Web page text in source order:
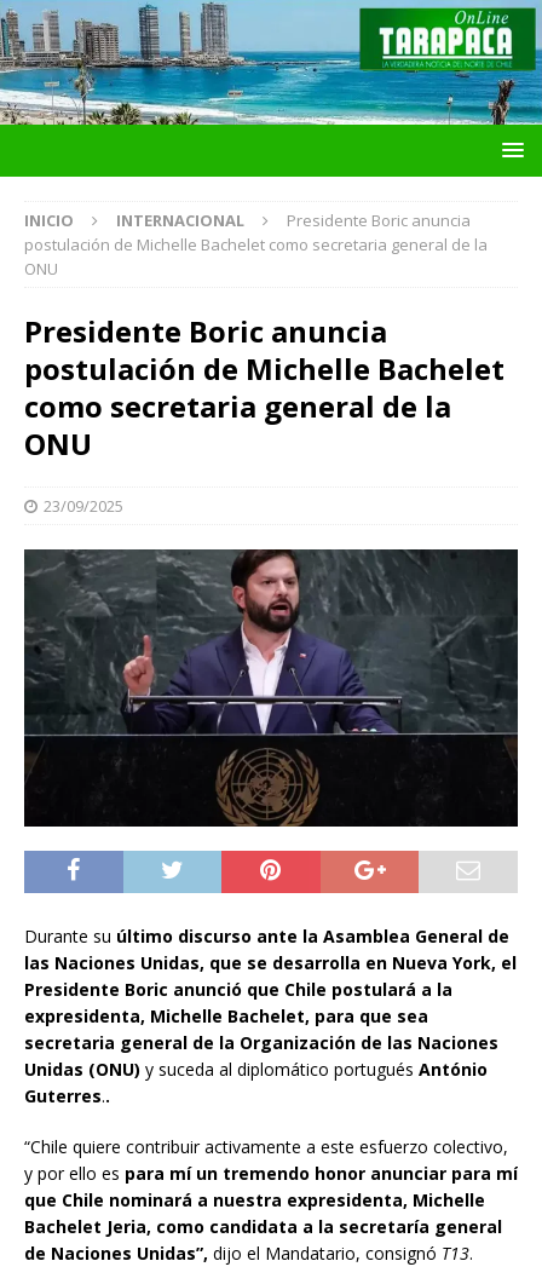
INICIO INTERNACIONAL
Presidente Boric anuncia
postulación de Michelle Bachelet como secretaria general de la
ONU
Presidente Boric anuncia
postulación de Michelle Bachelet
como secretaria general de la
ONU
23/09/2025
Durante su último discurso ante la Asamblea General de
las Naciones Unidas, que se desarrolla en Nueva York, el
Presidente Boric anunció que Chile postulará a la
expresidenta, Michelle Bachelet, para que sea
secretaria general de la Organización de las Naciones
Unidas (ONU) y suceda al diplomático portugués António
Guterres..
“Chile quiere contribuir activamente a este esfuerzo colectivo,
y por ello es para mí un tremendo honor anunciar para mí
que Chile nominará a nuestra expresidenta, Michelle
Bachelet Jeria, como candidata a la secretaría general
de Naciones Unidas”, dijo el Mandatario, consignó T13.